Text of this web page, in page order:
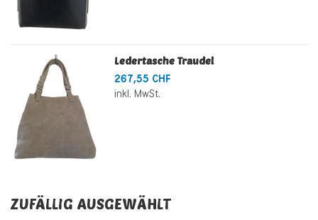
Ledertasche Traudel
267,55 CHF
inkl. MwSt.
ZUFÄLLIG AUSGEWÄHLT